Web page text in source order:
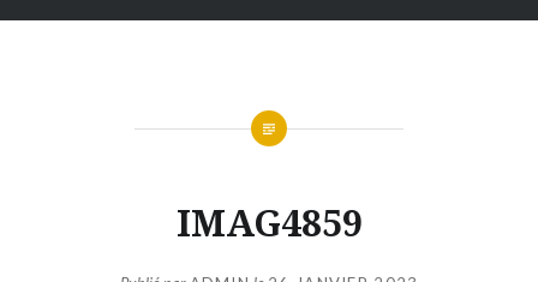
IMAG4859